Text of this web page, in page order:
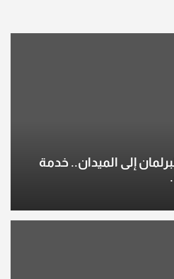
إلى الميدان.. خدمة